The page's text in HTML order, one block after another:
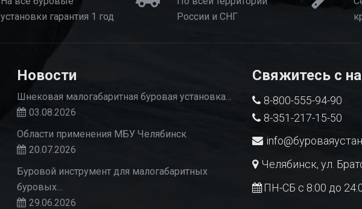
установки гарантия 1 год
России и СНГ
Новости
Шнековая малогабаритная буровая установка…
03.08.2026
Области применения МБУ Челябинск
20.07.2026
Буровой инструмент для малогабаритных
буровых…
29.06.2026
Свяжитесь с
8-800-555-94-90
8-351-217-15-50
Челябинск, ул.
ПН-СБ с 8:00 до